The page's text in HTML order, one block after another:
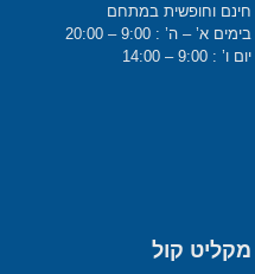
חינם וחופשית במתחם
בימים א’ – ה’ : 9:00 – 20:00
יום ו’ : 9:00 – 14:00
מקליט קול